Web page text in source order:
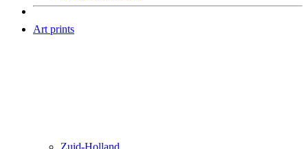
Art prints
Zuid-Holland